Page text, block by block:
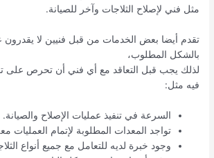
مثل فني لإصلاح الثلاجات وآخر للصيانة.
تقدم أيضا بعض الخدمات من قبل فنيين لا يقدرون
بالشكل المطلوب،
لذلك يجب قبل التعاقد مع أي فني أن تحرص على
فيه مثل:
السرعة في تنفيذ عمليات الإصلاح والصيانة.
تواجد المعدات المطلوبة لإتمام العمليات
وجود خبرة لديه للتعامل مع جميع أنواع